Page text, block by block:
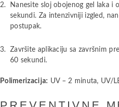
Nanesite sloj obojenog gel laka i
sekundi. Za intenzivniji izgled,
postupak.
Završite aplikaciju sa završnim
60 sekundi.
Polimerizacija: UV – 2 minuta, UV/